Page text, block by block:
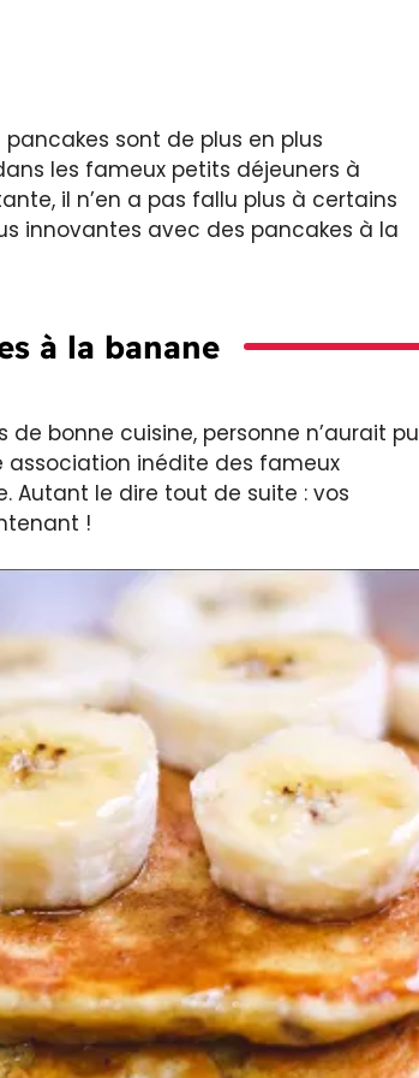
pancakes sont de plus en plus
les fameux petits déjeuners à
il n’en a pas fallu plus à certains
innovantes avec des pancakes à la
à la banane
bonne cuisine, personne n’aurait pu
association inédite des fameux
Autant le dire tout de suite : vos
!